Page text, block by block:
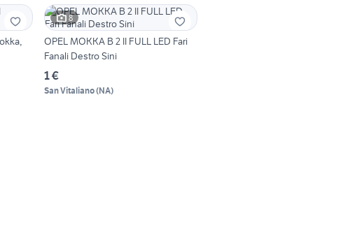
8
OPEL MOKKA B 2 II FULL LED Fari
Fanali Destro Sini
1 €
San Vitaliano(NA)